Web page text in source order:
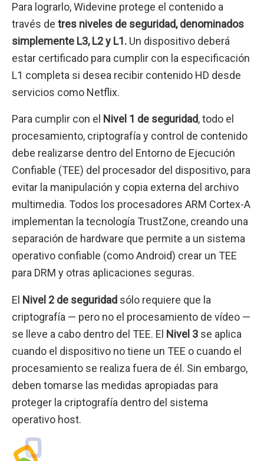
Para lograrlo, Widevine protege el contenido a
través de tres niveles de seguridad, denominados
simplemente L3, L2 y L1. Un dispositivo deberá
estar certificado para cumplir con la especificación
L1 completa si desea recibir contenido HD desde
servicios como Netflix.
Para cumplir con el Nivel 1 de seguridad, todo el
procesamiento, criptografía y control de contenido
debe realizarse dentro del Entorno de Ejecución
Confiable (TEE) del procesador del dispositivo, para
evitar la manipulación y copia externa del archivo
multimedia. Todos los procesadores ARM Cortex-A
implementan la tecnología TrustZone, creando una
separación de hardware que permite a un sistema
operativo confiable (como Android) crear un TEE
para DRM y otras aplicaciones seguras.
El Nivel 2 de seguridad sólo requiere que la
criptografía — pero no el procesamiento de vídeo —
se lleve a cabo dentro del TEE. El Nivel 3 se aplica
cuando el dispositivo no tiene un TEE o cuando el
procesamiento se realiza fuera de él. Sin embargo,
deben tomarse las medidas apropiadas para
proteger la criptografía dentro del sistema
operativo host.